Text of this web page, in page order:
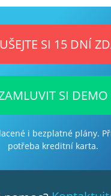
SI 15 DNÍ
SI DEMO
i bezplatné plány.
potřeba kreditní karta.